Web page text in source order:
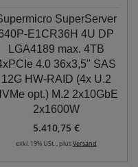
SuperServer
E1CR36H 4U DP
LGA4189 max. 4TB
4.0 36x3,5" SAS
12G HW-RAID (4x U.2
opt.) M.2 2x10GbE
2x1600W
5.410,75 €
exkl. 19% USt. , plusVersand